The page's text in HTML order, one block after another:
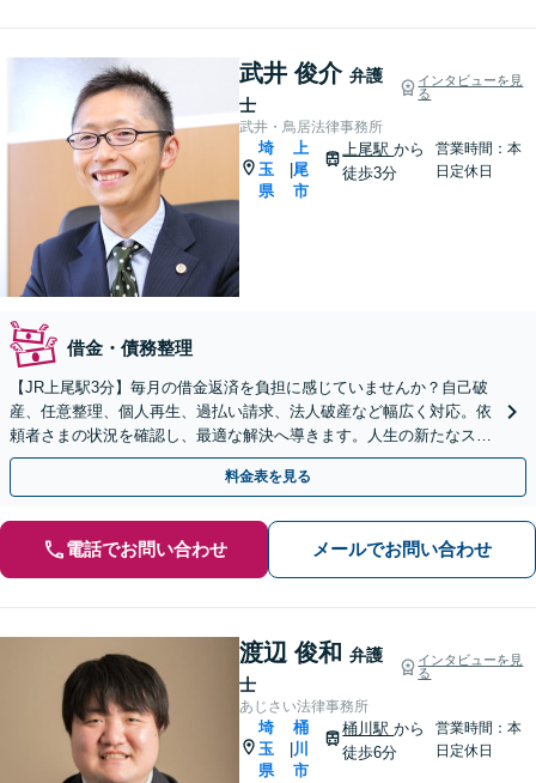
武井 俊介 弁護
士
インタビューを見
る
武井・鳥居法律事務所
埼
玉
県
上
尾
市
上尾駅から
徒歩3分
営業時間：本
日定休日
借金・債務整理
【JR上尾駅3分】毎月の借金返済を負担に感じていませんか？自己破
産、任意整理、個人再生、過払い請求、法人破産など幅広く対応。依
頼者さまの状況を確認し、最適な解決へ導きます。人生の新たなスタ
ートをお手伝いさせてください。【初回面談無料】
料金表を見る
電話でお問い合わせ メールでお問い合わせ
渡辺 俊和 弁護
士
インタビューを見
る
あじさい法律事務所
埼
玉
県
桶
川
市
桶川駅から
徒歩6分
営業時間：本
日定休日